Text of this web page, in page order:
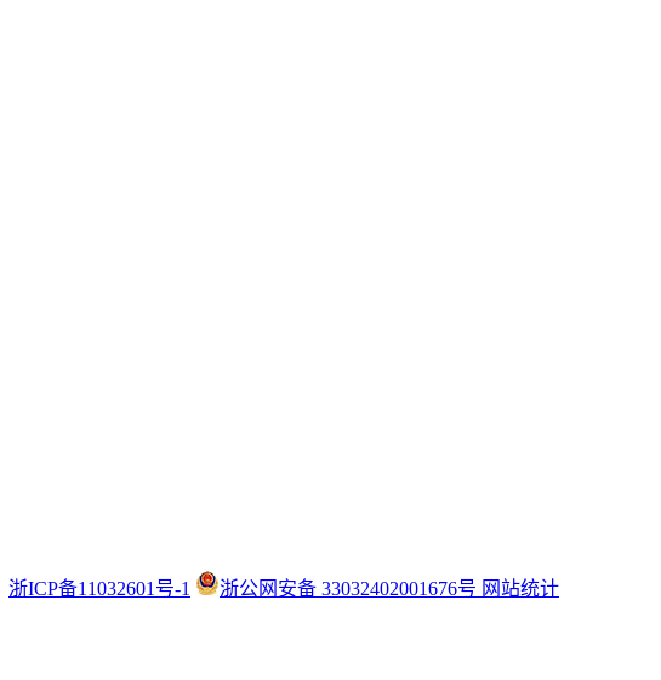
浙ICP备11032601号-1 浙公网安备 33032402001676号 网站统计